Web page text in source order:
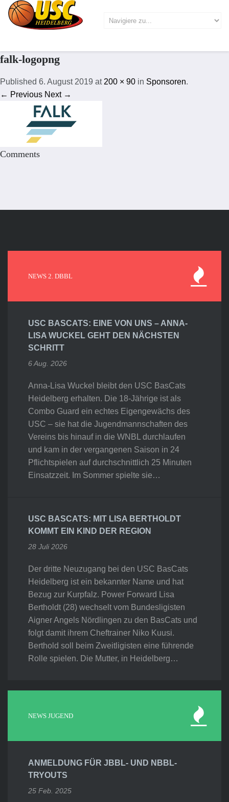
falk-logopng
Published 6. August 2019 at 200 × 90 in Sponsoren.
← Previous Next →
Comments
NEWS 2. DBBL
USC BASCATS: EINE VON UNS – ANNA-
LISA WUCKEL GEHT DEN NÄCHSTEN
SCHRITT
6 Aug. 2026
Anna-Lisa Wuckel bleibt den USC BasCats
Heidelberg erhalten. Die 18-Jährige ist als
Combo Guard ein echtes Eigengewächs des
USC – sie hat die Jugendmannschaften des
Vereins bis hinauf in die WNBL durchlaufen
und kam in der vergangenen Saison in 24
Pflichtspielen auf durchschnittlich 25 Minuten
Einsatzzeit. Im Sommer spielte sie…
USC BASCATS: MIT LISA BERTHOLDT
KOMMT EIN KIND DER REGION
28 Juli 2026
Der dritte Neuzugang bei den USC BasCats
Heidelberg ist ein bekannter Name und hat
Bezug zur Kurpfalz. Power Forward Lisa
Bertholdt (28) wechselt vom Bundesligisten
Aigner Angels Nördlingen zu den BasCats und
folgt damit ihrem Cheftrainer Niko Kuusi.
Berthold soll beim Zweitligisten eine führende
Rolle spielen. Die Mutter, in Heidelberg…
NEWS JUGEND
ANMELDUNG FÜR JBBL- UND NBBL-
TRYOUTS
25 Feb. 2025